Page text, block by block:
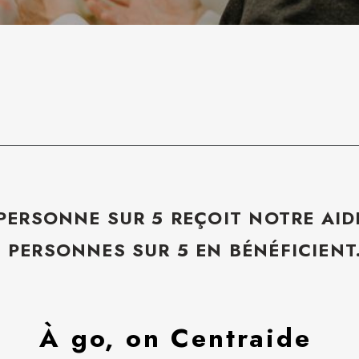
SUR 5 REÇOIT NOTRE
PERSONNES SUR 5 EN
À go, on Centraide